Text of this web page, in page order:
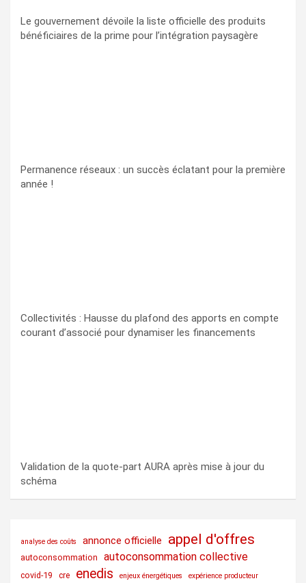
Le gouvernement dévoile la liste officielle des produits
bénéficiaires de la prime pour l’intégration paysagère
Permanence réseaux : un succès éclatant pour la première
année !
Collectivités : Hausse du plafond des apports en compte
courant d’associé pour dynamiser les financements
Validation de la quote-part AURA après mise à jour du
schéma
analyse des coûts annonce officielle appel d'offres
autoconsommation autoconsommation collective
covid-19 cre enedis enjeux énergétiques expérience producteur